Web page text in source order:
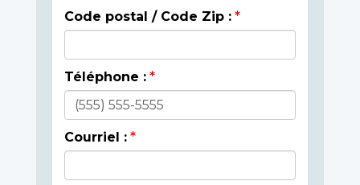
Code postal / Code Zip :
Téléphone :
Courriel :